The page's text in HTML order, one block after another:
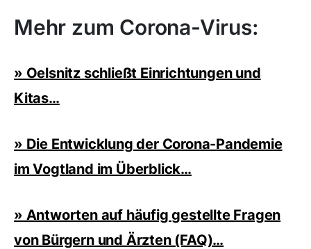
Mehr zum Corona-Virus:
» Oelsnitz schließt Einrichtungen und
Kitas…
» Die Entwicklung der Corona-Pandemie
im Vogtland im Überblick…
» Antworten auf häufig gestellte Fragen
von Bürgern und Ärzten (FAQ)…